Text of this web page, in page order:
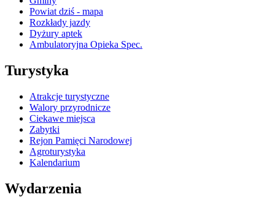
Powiat dziś - mapa
Rozkłady jazdy
Dyżury aptek
Ambulatoryjna Opieka Spec.
Turystyka
Atrakcje turystyczne
Walory przyrodnicze
Ciekawe miejsca
Zabytki
Rejon Pamięci Narodowej
Agroturystyka
Kalendarium
Wydarzenia